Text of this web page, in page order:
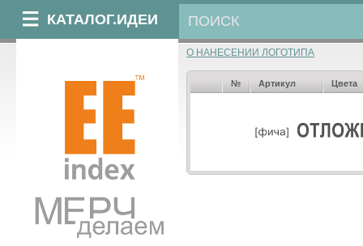
КАТАЛОГ.ИДЕИ
О НАНЕСЕНИИ ЛОГОТИПА
№ Артикул Цвета